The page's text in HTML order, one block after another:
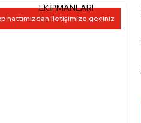
hattımızdan iletişimize geçiniz